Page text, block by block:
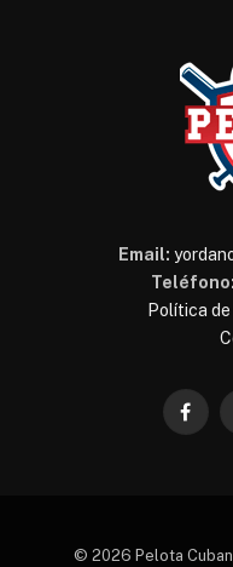
Email:
Teléfono:
Política
© 2026 Pelota